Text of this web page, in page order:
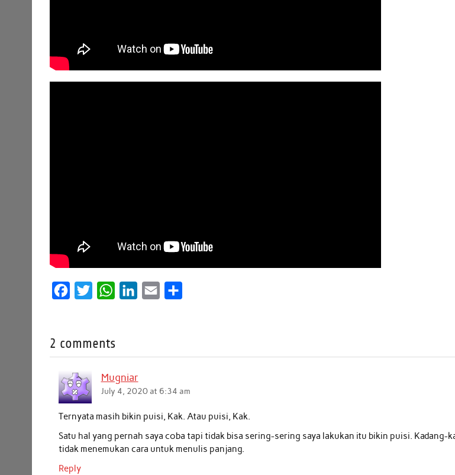
e
b
o
o
k
t
t
W
s
A
p
p
e
d
I
n
l
e
2 comments
Mugniar
July 4, 2020 at 6:34 am
Ternyata masih bikin puisi, Kak. Atau puisi, Kak.
Satu hal yang pernah saya coba tapi tidak bisa sering-sering saya lakukan itu bikin puisi. Kadang-
tidak menemukan cara untuk menulis panjang.
Reply